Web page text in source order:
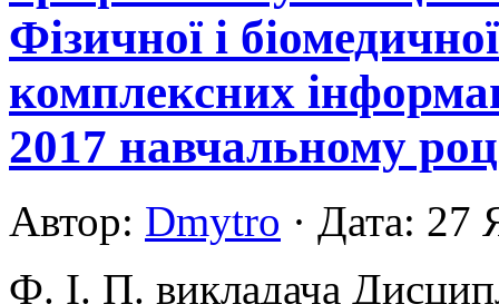
Фізичної і
комплексних
2017 навчальному
Автор: Dmytro · Дата: 27
Ф. І. П. викладача